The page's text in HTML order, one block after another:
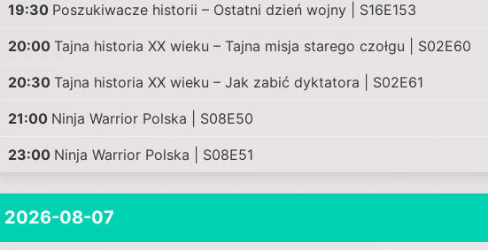
19:30 Poszukiwacze historii – Ostatni dzień wojny | S16E153
20:00 Tajna historia XX wieku – Tajna misja starego czołgu | S02E60
20:30 Tajna historia XX wieku – Jak zabić dyktatora | S02E61
21:00 Ninja Warrior Polska | S08E50
23:00 Ninja Warrior Polska | S08E51
2026-08-07